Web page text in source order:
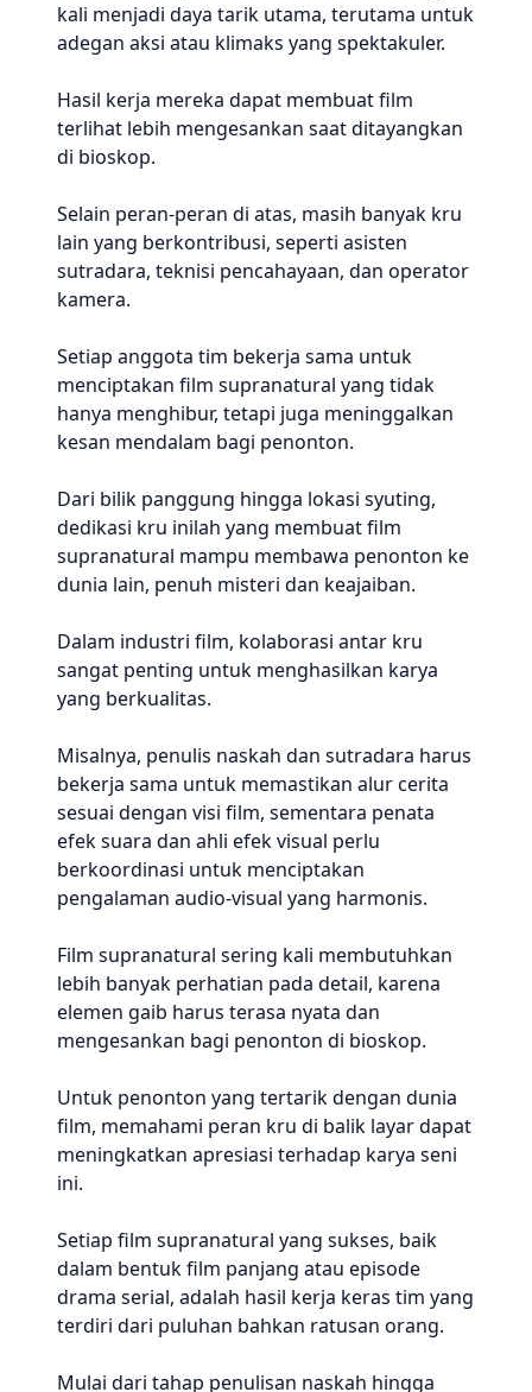
kali menjadi daya tarik utama, terutama untuk
adegan aksi atau klimaks yang spektakuler.
Hasil kerja mereka dapat membuat film
terlihat lebih mengesankan saat ditayangkan
di bioskop.
Selain peran-peran di atas, masih banyak kru
lain yang berkontribusi, seperti asisten
sutradara, teknisi pencahayaan, dan operator
kamera.
Setiap anggota tim bekerja sama untuk
menciptakan film supranatural yang tidak
hanya menghibur, tetapi juga meninggalkan
kesan mendalam bagi penonton.
Dari bilik panggung hingga lokasi syuting,
dedikasi kru inilah yang membuat film
supranatural mampu membawa penonton ke
dunia lain, penuh misteri dan keajaiban.
Dalam industri film, kolaborasi antar kru
sangat penting untuk menghasilkan karya
yang berkualitas.
Misalnya, penulis naskah dan sutradara harus
bekerja sama untuk memastikan alur cerita
sesuai dengan visi film, sementara penata
efek suara dan ahli efek visual perlu
berkoordinasi untuk menciptakan
pengalaman audio-visual yang harmonis.
Film supranatural sering kali membutuhkan
lebih banyak perhatian pada detail, karena
elemen gaib harus terasa nyata dan
mengesankan bagi penonton di bioskop.
Untuk penonton yang tertarik dengan dunia
film, memahami peran kru di balik layar dapat
meningkatkan apresiasi terhadap karya seni
ini.
Setiap film supranatural yang sukses, baik
dalam bentuk film panjang atau episode
drama serial, adalah hasil kerja keras tim yang
terdiri dari puluhan bahkan ratusan orang.
Mulai dari tahap penulisan naskah hingga